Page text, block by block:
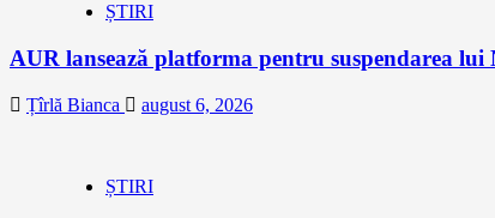
ȘTIRI
AUR lansează platforma pentru suspendarea lui
Țîrlă Bianca august 6, 2026
ȘTIRI